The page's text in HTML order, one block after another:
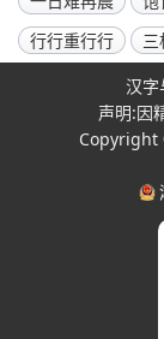
行行重行行
三
汉字
声明:因
Copyright